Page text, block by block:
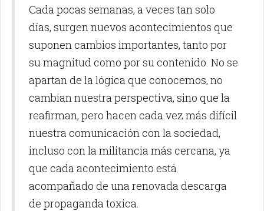
Cada pocas semanas, a veces tan solo
días, surgen nuevos acontecimientos que
suponen cambios importantes, tanto por
su magnitud como por su contenido. No se
apartan de la lógica que conocemos, no
cambian nuestra perspectiva, sino que la
reafirman, pero hacen cada vez más difícil
nuestra comunicación con la sociedad,
incluso con la militancia más cercana, ya
que cada acontecimiento está
acompañado de una renovada descarga
de propaganda toxica.